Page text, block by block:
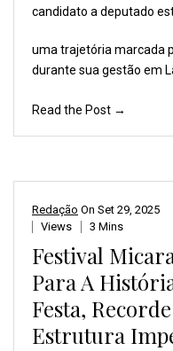
candidato a deputado
uma trajetória marcada
durante sua gestão em
Read the Post →
Redação On Set 29, 2025
Views
3 Mins
Festival
Para A
Festa,
Estrutura